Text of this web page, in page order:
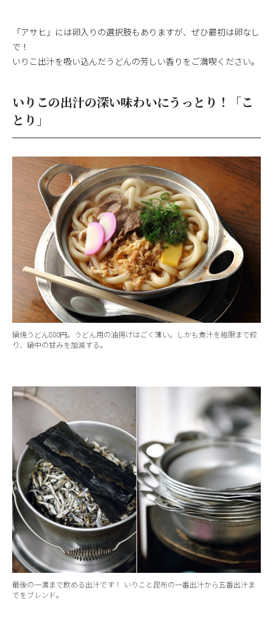
「アサヒ」には卵入りの選択肢もありますが、ぜひ最初は卵なし
で！
いりこ出汁を吸い込んだうどんの芳しい香りをご満喫ください。
いりこの出汁の深い味わいにうっとり！「こ
とり」
鍋焼うどん800円。うどん用の油揚げはごく薄い。しかも煮汁を極限まで絞
り、鍋中の甘みを加減する。
最後の一滴まで飲める出汁です！ いりこと昆布の一番出汁から五番出汁ま
でをブレンド。